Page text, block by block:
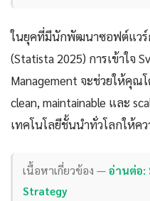
ในยุคที่มีนักพัฒนาซอฟต์แวร์
(Statista 2025) การเข้าใจ
Management จะช่วยให้คุณ
clean, maintainable และ
เทคโนโลยีชั้นนำทั่วโลกให้ค
เนื้อหาเกี่ยวข้อง —อ่านต่อ:
Strategy